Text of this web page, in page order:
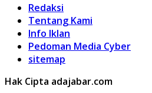
Redaksi
Tentang Kami
Info Iklan
Pedoman Media Cyber
sitemap
Hak Cipta adajabar.com